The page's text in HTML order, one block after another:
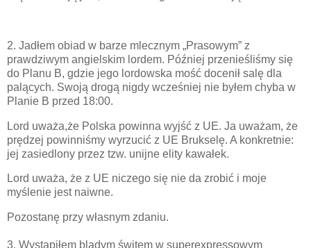
2. Jadłem obiad w barze mlecznym „Prasowym” z
prawdziwym angielskim lordem. Później przenieśliśmy się
do Planu B, gdzie jego lordowska mość docenił salę dla
palących. Swoją drogą nigdy wcześniej nie byłem chyba w
Planie B przed 18:00.
Lord uważa,że Polska powinna wyjść z UE. Ja uważam, że
prędzej powinniśmy wyrzucić z UE Brukselę. A konkretnie:
jej zasiedlony przez tzw. unijne elity kawałek.
Lord uważa, że z UE niczego się nie da zrobić i moje
myślenie jest naiwne.
Pozostanę przy własnym zdaniu.
3. Wystąpiłem bladym świtem w superexpressowym